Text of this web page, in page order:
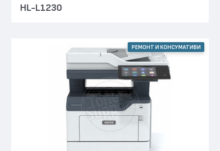
HL-L1230
РЕМОНТ И КОНСУМАТИВИ